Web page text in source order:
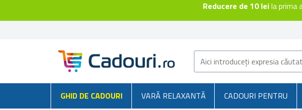
Reducere de 10 leila prima
GHID DE CADOURI VARĂ RELAXANTĂ CADOURI PENTRU